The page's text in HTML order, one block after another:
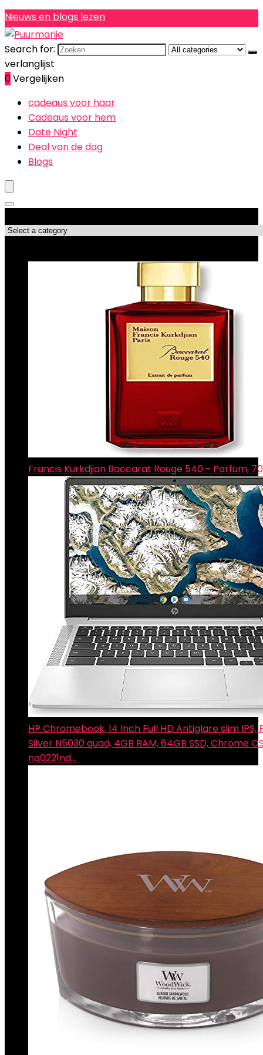
Nieuws en blogs lezen
Search for:
verlanglijst
0Vergelijken
cadeaus voor haar
Cadeaus voor hem
Date Night
Deal van de dag
Blogs
Francis Kurkdjian Baccarat Rouge 540 - Parfum,
HP Chromebook, 14 Inch Full HD Antiglare slim IPS,
Silver N5030 quad, 4GB RAM, 64GB SSD, Chrome
na0221nd…